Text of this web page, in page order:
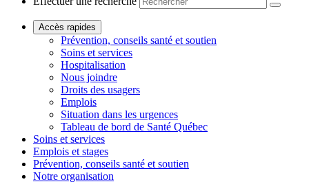
Accès rapides
Prévention, conseils santé et soutien
Soins et services
Hospitalisation
Nous joindre
Droits des usagers
Emplois
Situation dans les urgences
Tableau de bord de Santé Québec
Soins et services
Emplois et stages
Prévention, conseils santé et soutien
Notre organisation